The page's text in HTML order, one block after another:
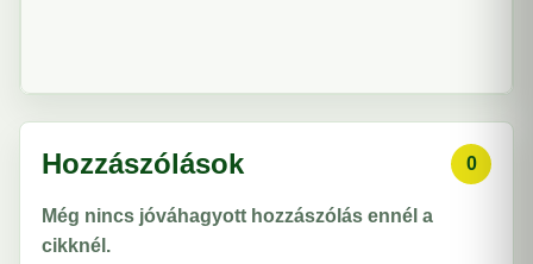
Hozzászólások 0
Még nincs jóváhagyott hozzászólás ennél a
cikknél.